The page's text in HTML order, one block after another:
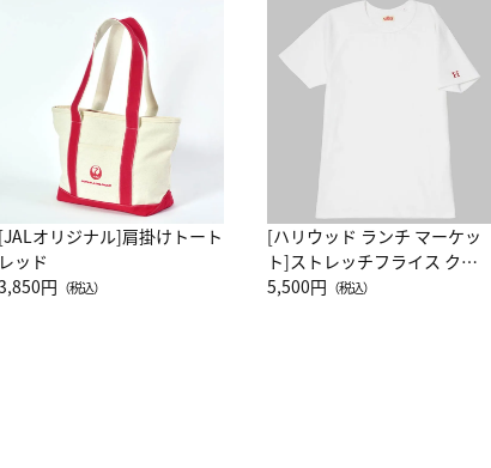
[JALオリジナル]肩掛けトート
レッド
円 （税込）
[ハリウッド ランチ マーケッ
ト]ストレッチフライス クル
ーネック別注半袖Ｔシャツ
5,500円 （税込）